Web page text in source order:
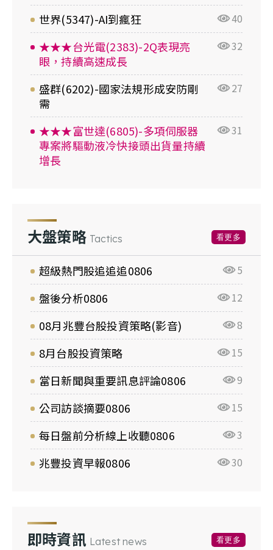
世界(5347)-AI到瘋狂 40
★★★台光電(2383)-2Q表現亮
眼，持續高速成長
32
盛群(6202)-國家法規形成安防剛
需
27
★★★富世達(6805)-多項伺服器
專案將驅動液冷快接頭出貨量持續
增長
31
大盤策略 Tactics 看更多
超級熱門股追追追0806 5
盤後分析0806 12
08月兆豐台股投資策略(影音) 8
8月台股投資策略 15
當日新聞與重要訊息評論0806 9
公司訪談摘要0806 15
每日盤前分析線上收聽0806 3
兆豐投資早報0806 30
即時資訊 Latest news 看更多